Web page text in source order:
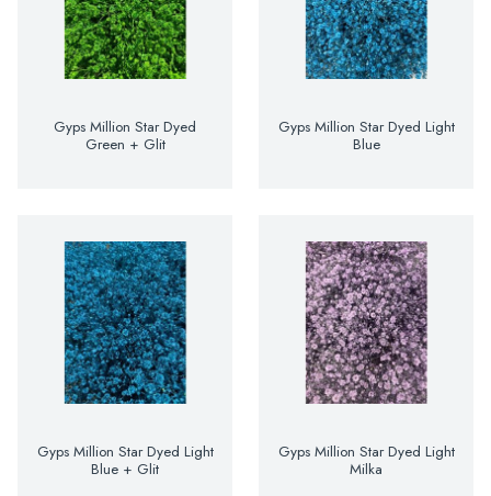
Gyps Million Star Dyed
Green + Glit
Gyps Million Star Dyed Light
Blue
Gyps Million Star Dyed Light
Blue + Glit
Gyps Million Star Dyed Light
Milka